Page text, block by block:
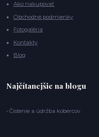
Ako nakupovať
Obchodné podmienky
Fotogaléria
Kontakty
Blog
Najčítanejšie na blogu
• Čistenie a údržba kobercov